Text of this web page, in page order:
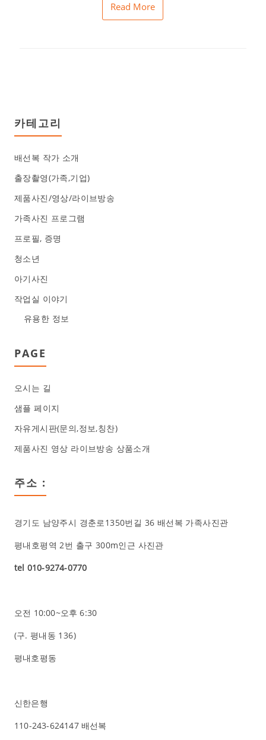
Read More
카테고리
배선복 작가 소개
출장촬영(가족,기업)
제품사진/영상/라이브방송
가족사진 프로그램
프로필, 증명
청소년
아기사진
작업실 이야기
유용한 정보
PAGE
오시는 길
샘플 페이지
자유게시판(문의,정보,칭찬)
제품사진 영상 라이브방송 상품소개
주소 :
경기도 남양주시 경춘로1350번길 36 배선복 가족사진관
평내호평역 2번 출구 300m인근 사진관
tel 010-9274-0770
오전 10:00~오후 6:30
(구. 평내동 136)
평내호평동
신한은행
110-243-624147 배선복